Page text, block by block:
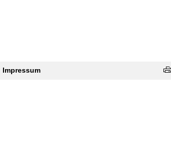
Impressum